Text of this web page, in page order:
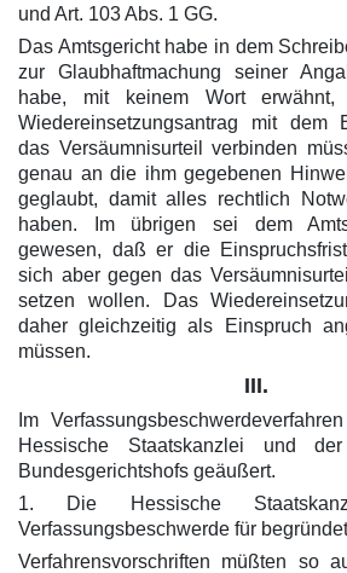
und Art. 103 Abs. 1 GG.
Das Amtsgericht habe in dem
zur Glaubhaftmachung seiner
habe, mit keinem Wort
Wiedereinsetzungsantrag mit dem
das Versäumnisurteil verbinden
genau an die ihm gegebenen
geglaubt, damit alles rechtlich
haben. Im übrigen sei dem
gewesen, daß er die
sich aber gegen das
setzen wollen. Das
daher gleichzeitig als Einspruch
müssen.
III.
Im
Hessische Staatskanzlei und
Bundesgerichtshofs geäußert.
1. Die Hessische
Verfassungsbeschwerde für
Verfahrensvorschriften müßten so